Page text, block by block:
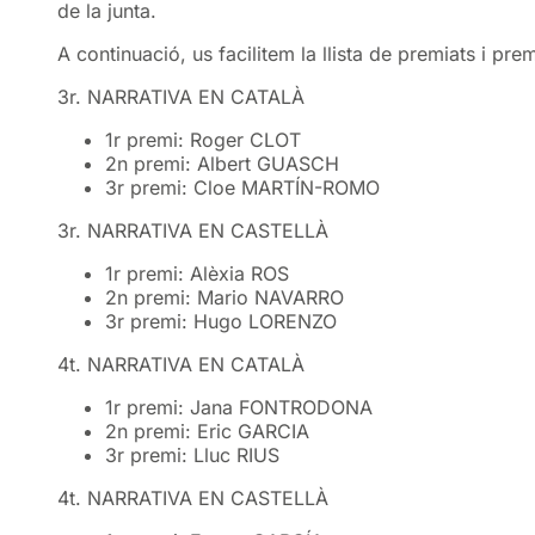
de la junta.
A continuació, us facilitem la llista de premiats i
3r. NARRATIVA EN CATALÀ
1r premi: Roger CLOT
2n premi: Albert GUASCH
3r premi: Cloe MARTÍN-ROMO
3r. NARRATIVA EN CASTELLÀ
1r premi: Alèxia ROS
2n premi: Mario NAVARRO
3r premi: Hugo LORENZO
4t. NARRATIVA EN CATALÀ
1r premi: Jana FONTRODONA
2n premi: Eric GARCIA
3r premi: Lluc RIUS
4t. NARRATIVA EN CASTELLÀ